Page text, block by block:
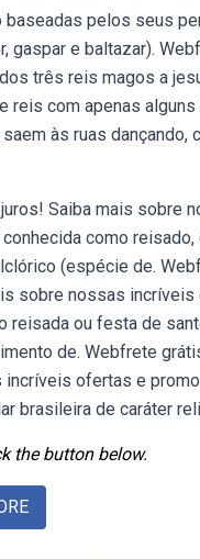
pelos seus
e baltazar).
três reis magos a
com apenas
às ruas dançando,
Saiba mais sobre
como
(espécie de.
sobre nossas
reisada ou festa de
de. Webfrete
ofertas e
brasileira de caráter
the button below.